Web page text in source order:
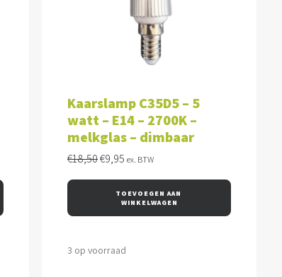
Kaarslamp C35D5 – 5
watt – E14 – 2700K –
melkglas – dimbaar
€18,50Oorspronkelijke
€18,50.
€9,95Huidige
€9,95.
ex. BTW
TOEVOEGEN AAN
WINKELWAGEN
3 op voorraad